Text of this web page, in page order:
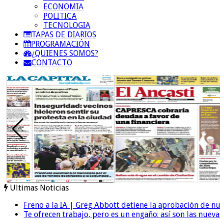
ECONOMIA
POLITICA
TECNOLOGIA
TAPAS DE DIARIOS
PROGRAMACIÓN
¿QUIENES SOMOS?
CONTACTO
Ultimas Noticias
Freno a la IA | Greg Abbott detiene la aprobación de
Te ofrecen trabajo, pero es un engaño: así son las